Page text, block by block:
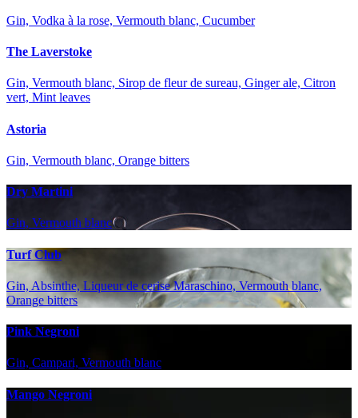
Gin, Vodka à la rose, Vermouth blanc, Cucumber
The Laverstoke
Gin, Vermouth blanc, Sirop de fleur de sureau, Ginger ale, Citron
vert, Mint leaves
Astoria
Gin, Vermouth blanc, Orange bitters
Dry Martini
Gin, Vermouth blanc
Turf Club
Gin, Absinthe, Liqueur de cerise Maraschino, Vermouth blanc,
Orange bitters
Pink Negroni
Gin, Campari, Vermouth blanc
Mango Negroni